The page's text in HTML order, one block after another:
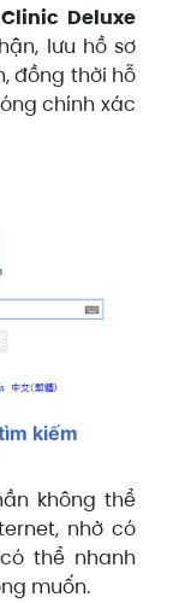
Deluxe
lưu hồ sơ
đồng thời hỗ
chính xác
kiếm
không thể
nhờ có
thể nhanh
muốn.